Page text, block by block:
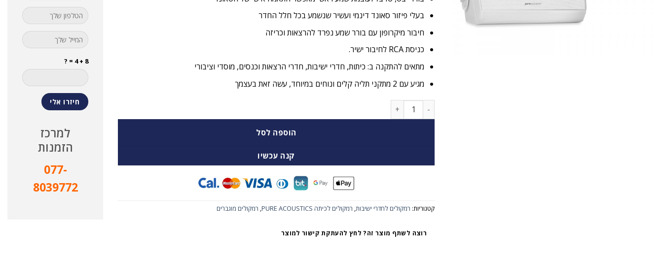
בעלי פיזור סאונד דינמי ועשיר שנשמע בכל חלל החדר
חיבור מיקרופון עם בורר שמע נפרד להרצאות וכריזה
כניסת RCA לחיבור ישיר.
מתאים להתקנה ב: כיתות, חדרי ישיבות, חדרי הרצאות וכנסים, מוסדי וציבורי
מגיע עם 2 מתקני תליה קלים ונוחים במיוחד, עשה זאת בעצמך
כמות של PURE ACOUSTICS CLASS
הוספה לסל
קנה עכשיו
קטגוריות: רמקולים לחדרי ישיבות רמקולים לכיתה PURE ACOUSTICS רמקולים מוגברים
רוצה לשתף מוצר זה? לחץ להעתקת קישור למוצר
8 + 4 = ?
למרכז
הזמנות
077-
8039772